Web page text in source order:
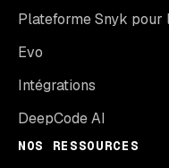
Plateforme Snyk pour
Evo
Intégrations
DeepCode AI
NOS RESSOURCES